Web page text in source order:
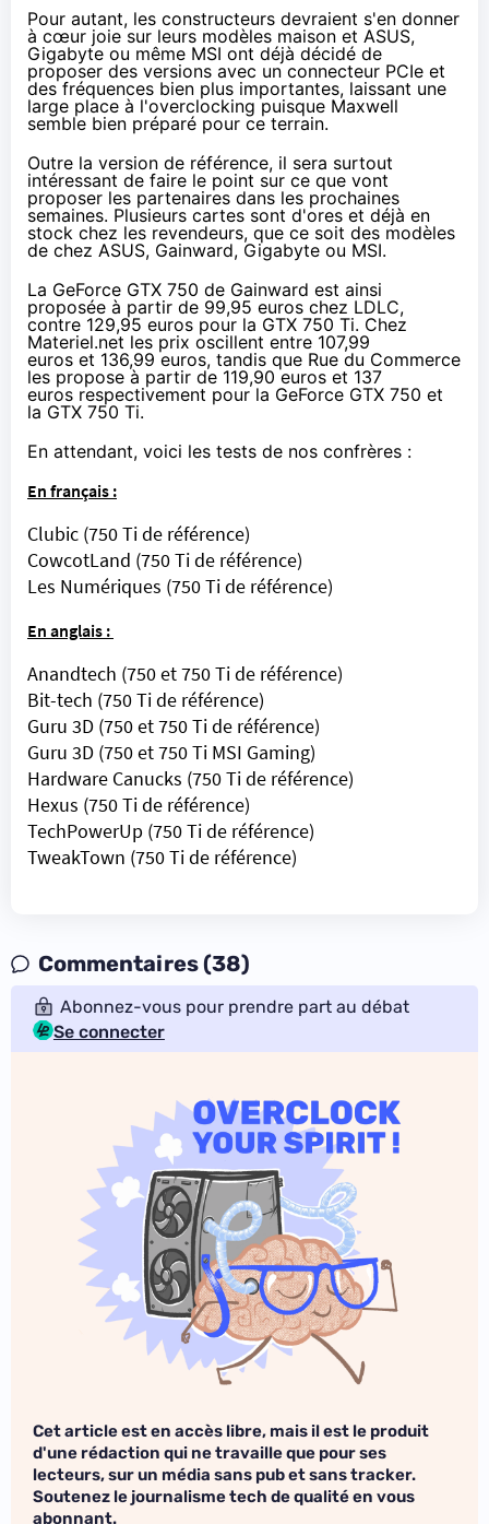
Pour autant, les constructeurs devraient s'en donner
à cœur joie sur leurs modèles maison et ASUS,
Gigabyte ou même MSI ont déjà décidé de
proposer des versions avec un connecteur PCIe et
des fréquences bien plus importantes, laissant une
large place à l'overclocking puisque Maxwell
semble bien préparé pour ce terrain.
Outre la version de référence, il sera surtout
intéressant de faire le point sur ce que vont
proposer les partenaires dans les prochaines
semaines. Plusieurs cartes sont d'ores et déjà en
stock chez les revendeurs, que ce soit des modèles
de chez ASUS, Gainward, Gigabyte ou MSI.
La GeForce GTX 750 de Gainward est ainsi
proposée à partir de 99,95 euros chez LDLC,
contre 129,95 euros pour la GTX 750 Ti. Chez
Materiel.net les prix oscillent entre 107,99
euros et 136,99 euros, tandis que Rue du Commerce
les propose à partir de 119,90 euros et 137
euros respectivement pour la GeForce GTX 750 et
la GTX 750 Ti.
En attendant, voici les tests de nos confrères :
En français :
Clubic (750 Ti de référence)
CowcotLand (750 Ti de référence)
Les Numériques (750 Ti de référence)
En anglais :
Anandtech (750 et 750 Ti de référence)
Bit-tech (750 Ti de référence)
Guru 3D (750 et 750 Ti de référence)
Guru 3D (750 et 750 Ti MSI Gaming)
Hardware Canucks (750 Ti de référence)
Hexus (750 Ti de référence)
TechPowerUp (750 Ti de référence)
TweakTown (750 Ti de référence)
Commentaires (38)
Abonnez-vous pour prendre part au débat
Se connecter
Cet article est en accès libre, mais il est le produit
d'une rédaction qui ne travaille que pour ses
lecteurs, sur un média sans pub et sans tracker.
Soutenez le journalisme tech de qualité en vous
abonnant.